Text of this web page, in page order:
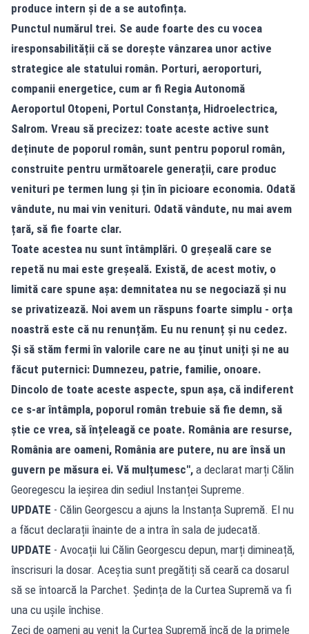
produce intern și de a se autofința.
Punctul numărul trei. Se aude foarte des cu vocea
iresponsabilității că se dorește vânzarea unor active
strategice ale statului român. Porturi, aeroporturi,
companii energetice, cum ar fi Regia Autonomă
Aeroportul Otopeni, Portul Constanța, Hidroelectrica,
Salrom. Vreau să precizez: toate aceste active sunt
deținute de poporul român, sunt pentru poporul român,
construite pentru următoarele generații, care produc
venituri pe termen lung și țin în picioare economia. Odată
vândute, nu mai vin venituri. Odată vândute, nu mai avem
țară, să fie foarte clar.
Toate acestea nu sunt întâmplări. O greșeală care se
repetă nu mai este greșeală. Există, de acest motiv, o
limită care spune așa: demnitatea nu se negociază și nu
se privatizează. Noi avem un răspuns foarte simplu - orța
noastră este că nu renunțăm. Eu nu renunț și nu cedez.
Și să stăm fermi în valorile care ne au ținut uniți și ne au
făcut puternici: Dumnezeu, patrie, familie, onoare.
Dincolo de toate aceste aspecte, spun așa, că indiferent
ce s-ar întâmpla, poporul român trebuie să fie demn, să
știe ce vrea, să înțeleagă ce poate. România are resurse,
România are oameni, România are putere, nu are însă un
guvern pe măsura ei. Vă mulțumesc", a declarat marți Călin
Georegescu la ieșirea din sediul Instanței Supreme.
UPDATE - Călin Georgescu a ajuns la Instanța Supremă. El nu
a făcut declarații înainte de a intra în sala de judecată.
UPDATE - Avocații lui Călin Georgescu depun, marți dimineață,
înscrisuri la dosar. Aceștia sunt pregătiți să ceară ca dosarul
să se întoarcă la Parchet. Ședința de la Curtea Supremă va fi
una cu ușile închise.
Zeci de oameni au venit la Curtea Supremă încă de la primele